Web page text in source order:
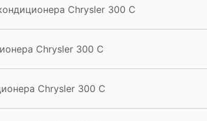
Chrysler 300 C
Chrysler 300 C
Chrysler 300 C